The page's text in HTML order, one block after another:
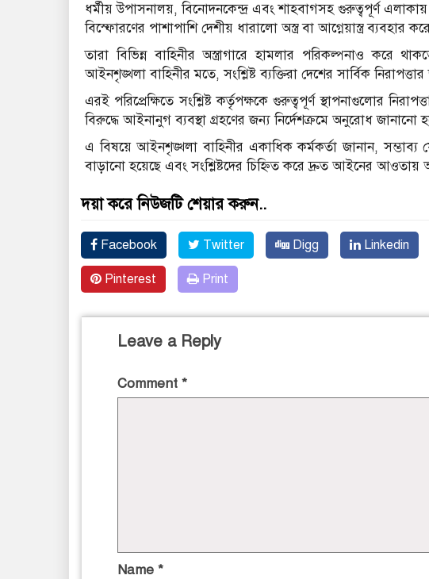
ধর্মীয় উপাসনালয়, বিনোদনকেন্দ্র এবং শাহবাগসহ গুরুত্বপূর্ণ
বিস্ফোরণের পাশাপাশি দেশীয় ধারালো অস্ত্র বা আগ্নেয়াস্ত্র ব্যবহার
তারা বিভিন্ন বাহিনীর অস্ত্রাগারে হামলার পরিকল্পনাও করে
আইনশৃঙ্খলা বাহিনীর মতে, সংশ্লিষ্ট ব্যক্তিরা দেশের সার্বিক
এরই পরিপ্রেক্ষিতে সংশ্লিষ্ট কর্তৃপক্ষকে গুরুত্বপূর্ণ স্থাপনাগুলোর
বিরুদ্ধে আইনানুগ ব্যবস্থা গ্রহণের জন্য নির্দেশক্রমে অনুরোধ জানানো
এ বিষয়ে আইনশৃঙ্খলা বাহিনীর একাধিক কর্মকর্তা জানান,
বাড়ানো হয়েছে এবং সংশ্লিষ্টদের চিহ্নিত করে দ্রুত আইনের আওতায়
দয়া করে নিউজটি শেয়ার করুন..
Facebook Twitter Digg Linkedin
Pinterest Print
Leave a Reply
Comment *
Name *